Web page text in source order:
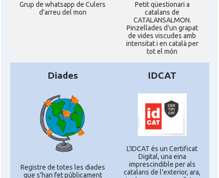
Grup de whatsapp de Culers
d'arreu del mon
Petit qüestionari a
catalans de
CATALANSALMON.
Pinzellades d'un grapat
de vides viscudes amb
intensitat i en català per
tot el món
Diades
Registre de totes les diades
que s'han fet públicament
IDCAT
L'IDCAT és un Certificat
Digital, una eina
imprescindible per als
catalans de l'exterior, ara,